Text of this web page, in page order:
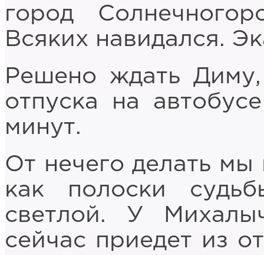
город
Всяких навидался.
Решено ждать
отпуска на
минут.
От нечего делать мы
как полоски
светлой. У
сейчас приедет из